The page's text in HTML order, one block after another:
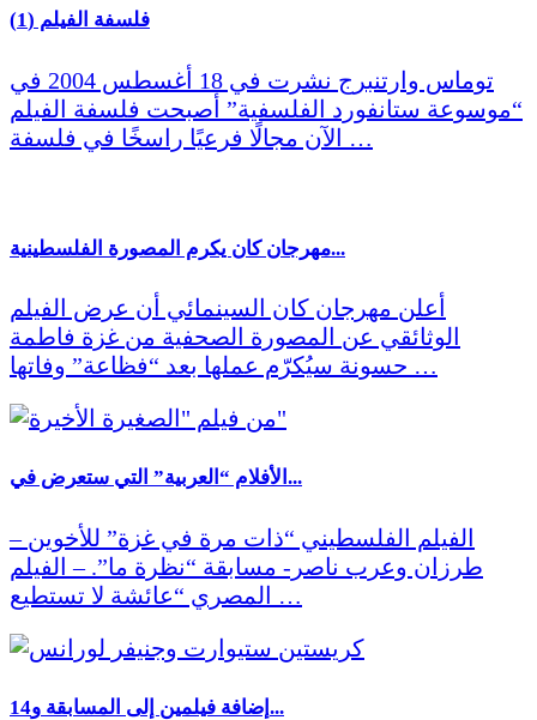
فلسفة الفيلم (1)
توماس وارتنبرج نشرت في 18 أغسطس 2004 في
“موسوعة ستانفورد الفلسفية” أصبحت فلسفة الفيلم
الآن مجالًا فرعيًا راسخًا في فلسفة …
مهرجان كان يكرم المصورة الفلسطينية...
أعلن مهرجان كان السينمائي أن عرض الفيلم
الوثائقي عن المصورة الصحفية من غزة فاطمة
حسونة سيُكرّم عملها بعد “فظاعة” وفاتها …
الأفلام “العربية” التي ستعرض في...
– الفيلم الفلسطيني “ذات مرة في غزة” للأخوين
طرزان وعرب ناصر- مسابقة “نظرة ما”. – الفيلم
المصري “عائشة لا تستطيع …
إضافة فيلمين إلى المسابقة و14...